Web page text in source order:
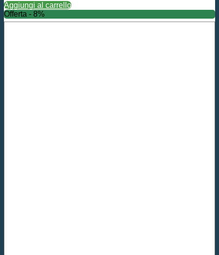
Aggiungi al carrello
Offerta - 8%